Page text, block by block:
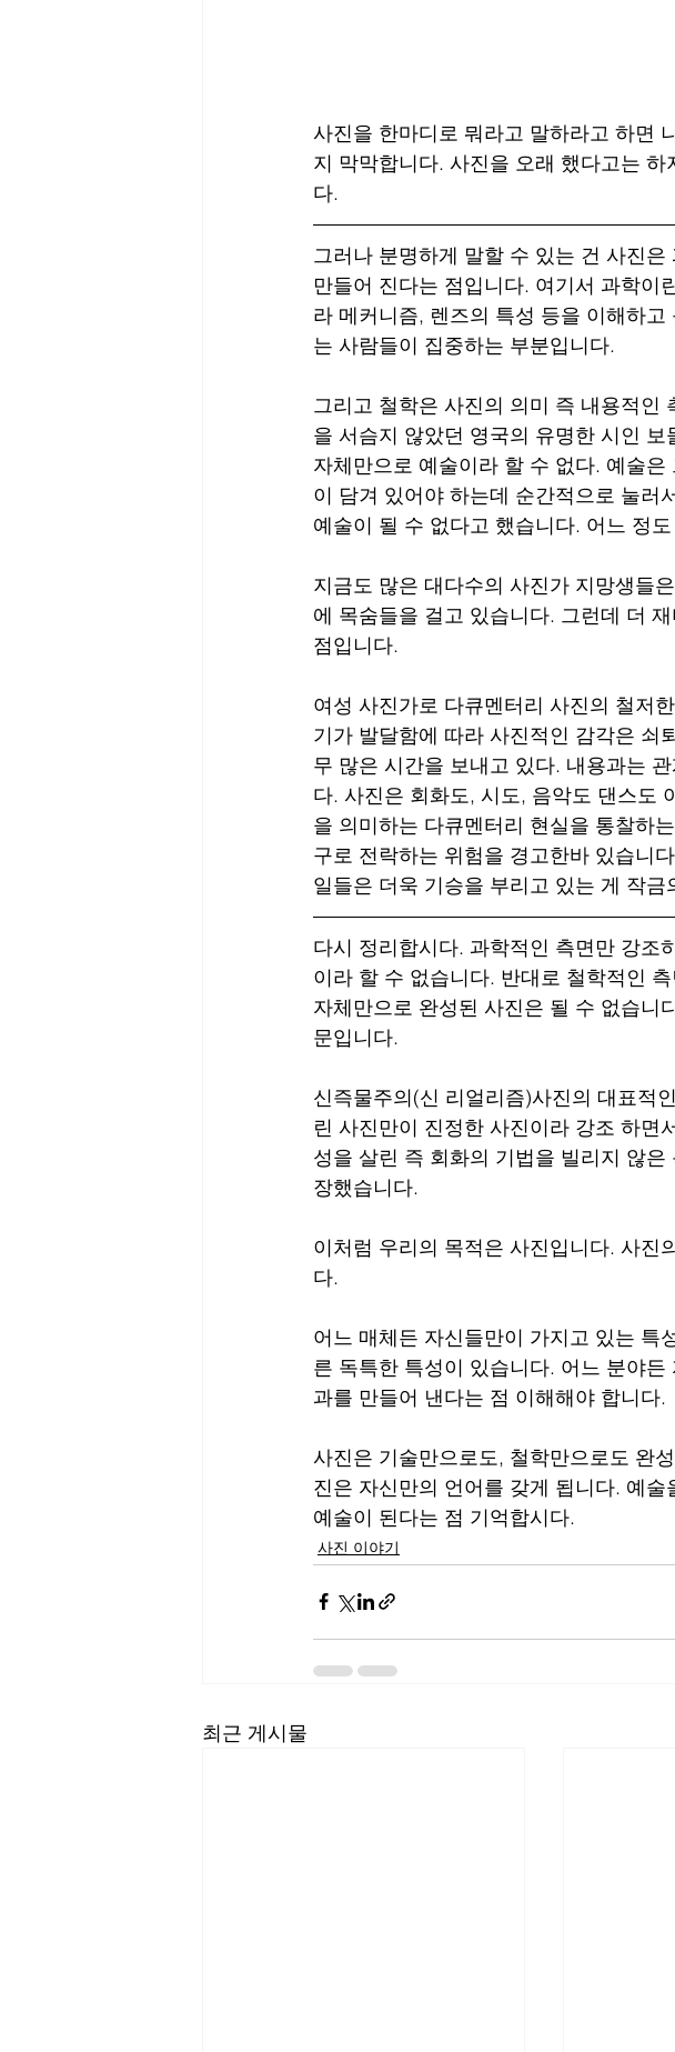
사진을 한마디로 뭐라고 말하라고 하면
지 막막합니다. 사진을 오래 했다고는
다.
그러나 분명하게 말할 수 있는 건 사진
만들어 진다는 점입니다. 여기서 과학이
라 메커니즘, 렌즈의 특성 등을 이해하
는 사람들이 집중하는 부분입니다.
그리고 철학은 사진의 의미 즉 내용적인
을 서슴지 않았던 영국의 유명한 시인
자체만으로 예술이라 할 수 없다. 예술
이 담겨 있어야 하는데 순간적으로 눌러
예술이 될 수 없다고 했습니다. 어느 정
지금도 많은 대다수의 사진가 지망생들
에 목숨들을 걸고 있습니다. 그런데 더
점입니다.
여성 사진가로 다큐멘터리 사진의 철저
기가 발달함에 따라 사진적인 감각은 쇠
무 많은 시간을 보내고 있다. 내용과는
다. 사진은 회화도, 시도, 음악도 댄스도
을 의미하는 다큐멘터리 현실을 통찰하
구로 전락하는 위험을 경고한바 있습니
일들은 더욱 기승을 부리고 있는 게 작금
다시 정리합시다. 과학적인 측면만 강조
이라 할 수 없습니다. 반대로 철학적인
자체만으로 완성된 사진은 될 수 없습니
문입니다.
신즉물주의(신 리얼리즘)사진의 대표적
린 사진만이 진정한 사진이라 강조 하면
성을 살린 즉 회화의 기법을 빌리지 않
장했습니다.
이처럼 우리의 목적은 사진입니다. 사진
다.
어느 매체든 자신들만이 가지고 있는 특
른 독특한 특성이 있습니다. 어느 분야
과를 만들어 낸다는 점 이해해야 합니다.
사진은 기술만으로도, 철학만으로도 완
진은 자신만의 언어를 갖게 됩니다. 예
예술이 된다는 점 기억합시다.
사진 이야기
최근 게시물